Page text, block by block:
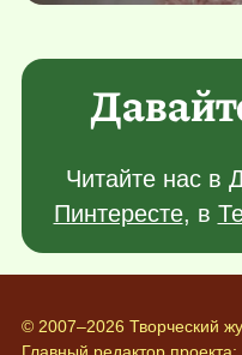
Читайте нас в
Пинтересте, в
© 2007–2026 Творческий
Главный редактор проекта: